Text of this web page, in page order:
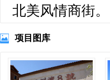
北美风情商街。
项目图库